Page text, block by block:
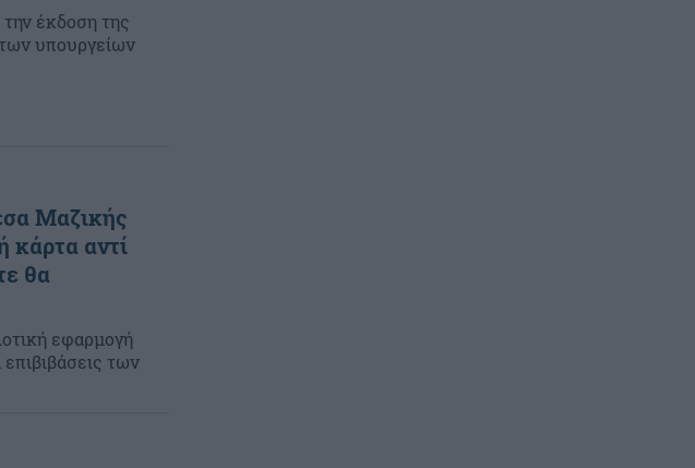
έκδοση της
υπουργείων
Μαζικής
κάρτα αντί
θα
εφαρμογή
των